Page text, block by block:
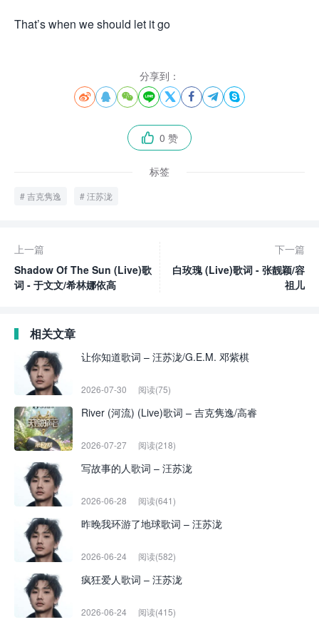
That’s when we should let it go
分享到：
       
 0 赞
标签
吉克隽逸 汪苏泷
上一篇
Shadow Of The Sun (Live)歌
词 - 于文文/希林娜依高
下一篇
白玫瑰 (Live)歌词 - 张靓颖/容
祖儿
相关文章
让你知道歌词 – 汪苏泷/G.E.M. 邓紫棋
2026-07-30 阅读(75)
River (河流) (Live)歌词 – 吉克隽逸/高睿
2026-07-27 阅读(218)
写故事的人歌词 – 汪苏泷
2026-06-28 阅读(641)
昨晚我环游了地球歌词 – 汪苏泷
2026-06-24 阅读(582)
疯狂爱人歌词 – 汪苏泷
2026-06-24 阅读(415)